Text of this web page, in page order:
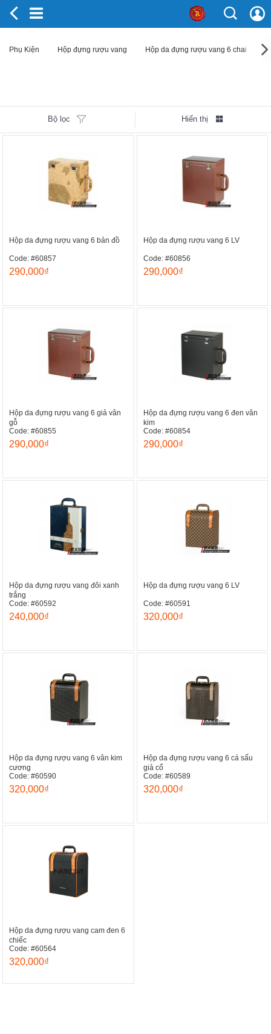
Phụ Kiện Hộp đựng rượu vang Hộp da đựng rượu vang 6 chai
Bộ lọc Hiển thị
Hộp da đựng rượu vang 6 bản đồ
Code: #60857
290,000₫
Hộp da đựng rượu vang 6 LV
Code: #60856
290,000₫
Hộp da đựng rượu vang 6 giả vân
gỗ
Code: #60855
290,000₫
Hộp da đựng rượu vang 6 đen vân
kim
Code: #60854
290,000₫
Hộp da đựng rượu vang đôi xanh
trắng
Code: #60592
240,000₫
Hộp da đựng rượu vang 6 LV
Code: #60591
320,000₫
Hộp da đựng rượu vang 6 vân kim
cương
Code: #60590
320,000₫
Hộp da đựng rượu vang 6 cá sấu
giả cổ
Code: #60589
320,000₫
Hộp da đựng rượu vang cam đen 6
chiếc
Code: #60564
320,000₫